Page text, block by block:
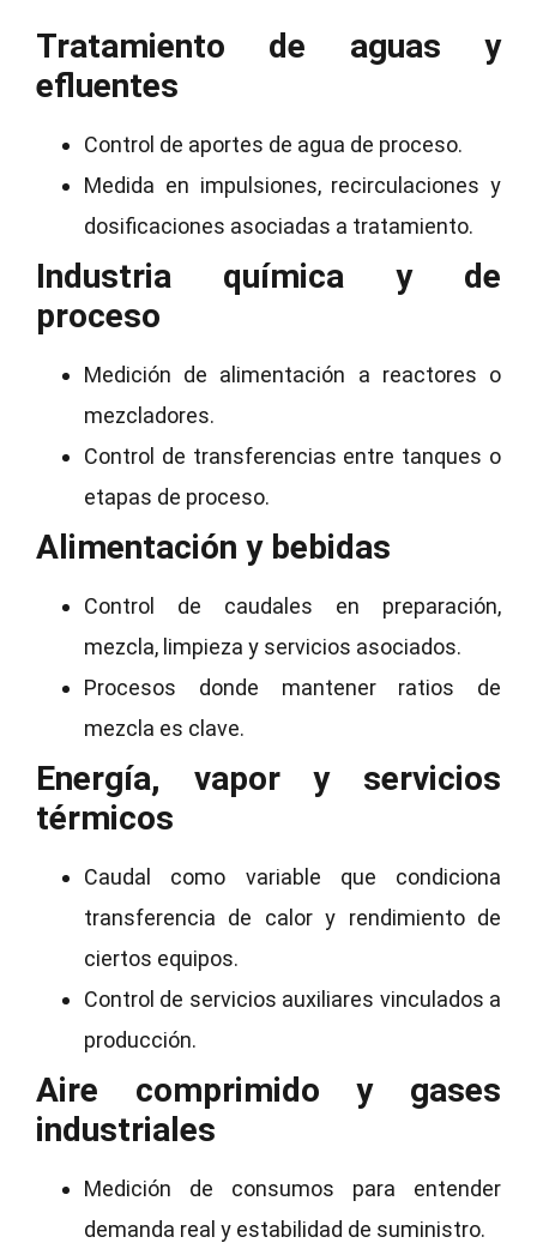
Tratamiento de aguas y
efluentes
Control de aportes de agua de proceso.
Medida en impulsiones, recirculaciones y
dosificaciones asociadas a tratamiento.
Industria química y de
proceso
Medición de alimentación a reactores o
mezcladores.
Control de transferencias entre tanques o
etapas de proceso.
Alimentación y bebidas
Control de caudales en preparación,
mezcla, limpieza y servicios asociados.
Procesos donde mantener ratios de
mezcla es clave.
Energía, vapor y servicios
térmicos
Caudal como variable que condiciona
transferencia de calor y rendimiento de
ciertos equipos.
Control de servicios auxiliares vinculados a
producción.
Aire comprimido y gases
industriales
Medición de consumos para entender
demanda real y estabilidad de suministro.